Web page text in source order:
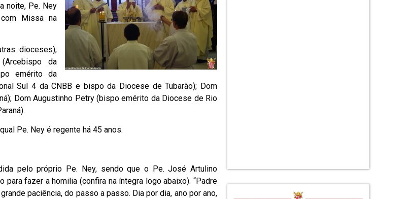
noite, Pe. Ney
Missa na
dioceses),
da
emérito da
Sul 4 da CNBB e bispo da Diocese de Tubarão); Dom
Dom Augustinho Petry (bispo emérito da Diocese de Rio
Pe. Ney é regente há 45 anos.
pelo próprio Pe. Ney, sendo que o Pe. José Artulino
para fazer a homilia (confira na íntegra logo abaixo). “Padre
paciência, do passo a passo. Dia por dia, ano por ano,